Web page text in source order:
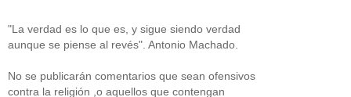
"La verdad es lo que es, y sigue siendo verdad
aunque se piense al revés". Antonio Machado.
No se publicarán comentarios que sean ofensivos
contra la religión ,o aquellos que contengan